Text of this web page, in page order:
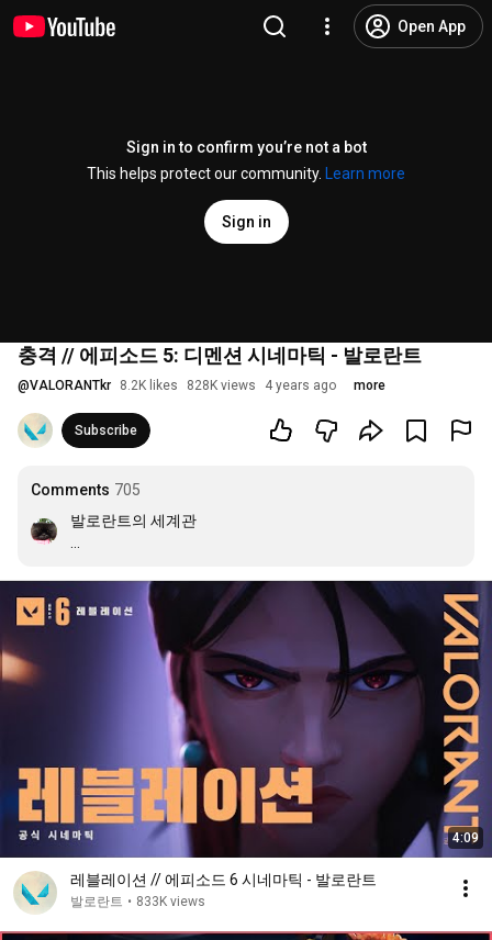
Open App
Sign in to confirm you’re not a bot
This helps protect our community.
Learn more
Sign in
충격 // 에피소드 5: 디멘션 시네마틱 - 발로란트
@VALORANTkr 8.2K likes 828K views 4 years ago more
Subscribe
Comments 705
발로란트의 세계관
스토리 주인공들이다.
2. 브림스톤은 킹덤이 가장 신뢰하는 최측근 요원이자 요원
들의 리더이다.
3.여러개의 평행우주가 존재함.
4. 평행우주간에 발로란트 세계관에서는 각자의 지구에 필
요한 레디어나이트를 서로 다른 평행우주를 침범하며 레디
어나이트를 훔침/저지 함.
5. 우리가 흔히 스토리상(게임상) 보고있는 대표적인 알파/
오메가 의 대립구도.
알파차원에서는 레디어나이트를 탈환당하거나, 저지에 실
패하면 조롱,비난의 대상이됨. - 킹덤사가 악의축임
탈환/저지에 성공은 인류를 위한게 아니라 킹덤사에 사욕
을 위한 입장.(알파지구 브림스톤의 레디어나이트에 대한
입장은 레디어나이트는 무기라는 입장이 완건함.)
4:09
레블레이션 // 에피소드 6 시네마틱 - 발로란트
발로란트 • 833K views